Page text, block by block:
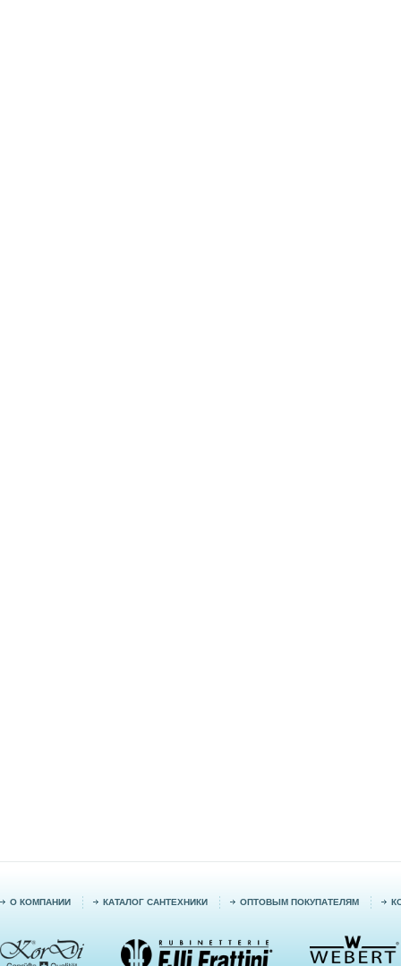
О КОМПАНИИ КАТАЛОГ САНТЕХНИКИ ОПТОВЫМ ПОКУПАТЕЛЯМ